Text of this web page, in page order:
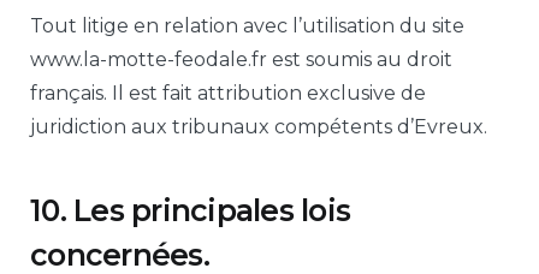
Tout litige en relation avec l’utilisation du site
www.la-motte-feodale.fr est soumis au droit
français. Il est fait attribution exclusive de
juridiction aux tribunaux compétents d’Evreux.
10. Les principales lois
concernées.